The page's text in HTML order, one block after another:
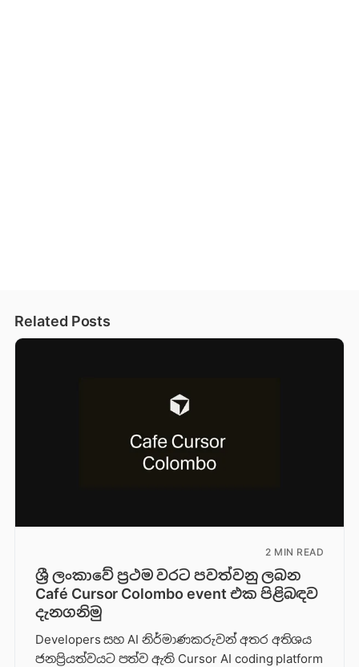
Related Posts
2 MIN READ
ශ්‍රී ලංකාවේ ප්‍රථම වරට පවත්වනු ලබන
Café Cursor Colombo event එක පිළිබඳව
දැනගනිමු
Developers සහ AI නිර්මාණකරුවන් අතර අතිශය
ජනප්‍රියත්වයට පත්ව ඇති Cursor AI coding platform